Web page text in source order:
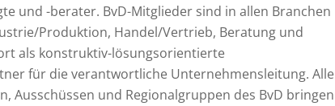
und -berater. BvD-Mitglieder sind in allen Branchen
Produktion, Handel/Vertrieb, Beratung und
als konstruktiv-lösungsorientierte
für die verantwortliche Unternehmensleitung. Alle
Ausschüssen und Regionalgruppen des BvD bringen